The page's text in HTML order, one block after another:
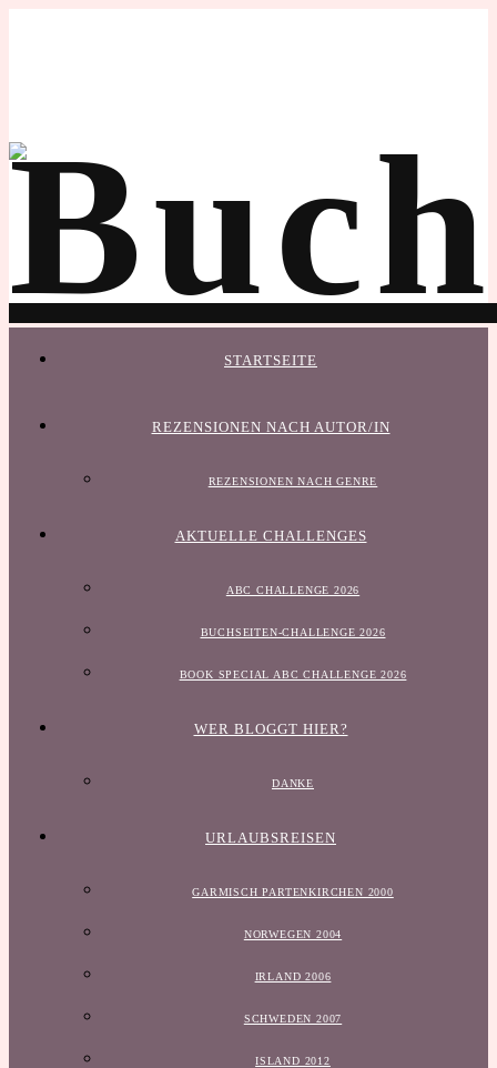
STARTSEITE
REZENSIONEN NACH AUTOR/IN
REZENSIONEN NACH GENRE
AKTUELLE CHALLENGES
ABC CHALLENGE 2026
BUCHSEITEN-CHALLENGE 2026
BOOK SPECIAL ABC CHALLENGE 2026
WER BLOGGT HIER?
DANKE
URLAUBSREISEN
GARMISCH PARTENKIRCHEN 2000
NORWEGEN 2004
IRLAND 2006
SCHWEDEN 2007
ISLAND 2012